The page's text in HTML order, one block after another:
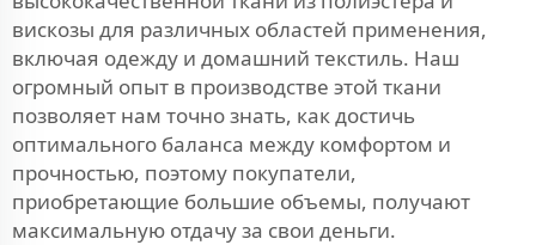
вискозы для различных областей применения,
включая одежду и домашний текстиль. Наш
огромный опыт в производстве этой ткани
позволяет нам точно знать, как достичь
оптимального баланса между комфортом и
прочностью, поэтому покупатели,
приобретающие большие объемы, получают
максимальную отдачу за свои деньги.